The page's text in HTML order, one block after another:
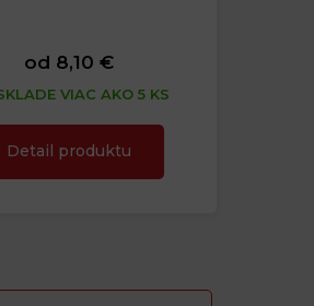
od 8,10 €
VIAC AKO 5 KS
Detail produktu